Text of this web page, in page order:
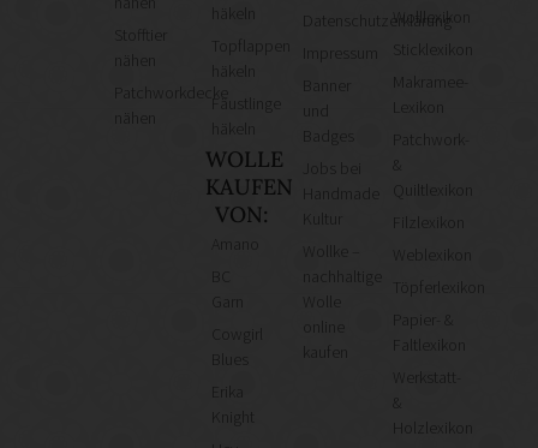
Stofftier
Patchworkdecke
häkeln
Topflappen
häkeln
Fäustlinge
häkeln
WOLLE
KAUFEN
VON:
Cowgirl
Knight
Datenschutzerklärung
Kultur
Wollke –
nachhaltige
kaufen
Wolllexikon
Sticklexikon
Makramee-
Lexikon
Patchwork-
&
Quiltlexikon
Weblexikon
Töpferlexikon
Papier- &
Faltlexikon
Werkstatt-
&
Holzlexikon